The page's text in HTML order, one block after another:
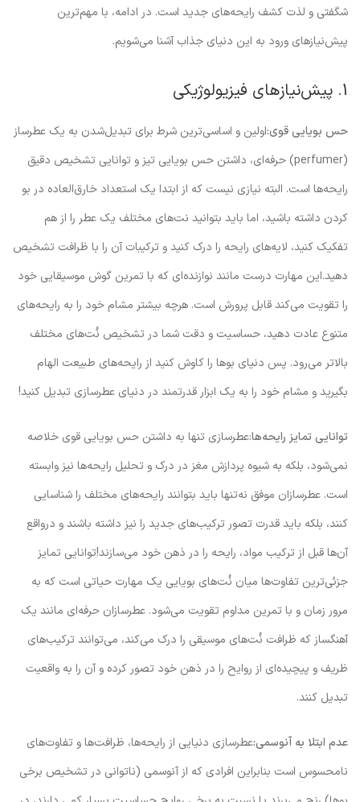
شگفتی و لذت کشف رایحه‌های جدید است. در ادامه، با مهم‌ترین
پیش‌نیازهای ورود به این دنیای جذاب آشنا می‌شویم.
1. پیش‌نیازهای فیزیولوژیکی
حس بویایی قوی:اولین و اساسی‌ترین شرط برای تبدیل‌شدن به یک عطرساز
(perfumer) حرفه‌ای، داشتن حس بویایی تیز و توانایی تشخیص دقیق
رایحه‌ها است. البته نیازی نیست که از ابتدا یک استعداد خارق‌العاده در بو
کردن داشته باشید، اما باید بتوانید نت‌های مختلف یک عطر را از هم
تفکیک کنید، لایه‌های رایحه را درک کنید و ترکیبات آن را با ظرافت تشخیص
دهید.این مهارت درست مانند نوازنده‌ای که با تمرین گوش موسیقایی خود
را تقویت می‌کند قابل پرورش است. هرچه بیشتر مشام خود را به رایحه‌های
متنوع عادت دهید، حساسیت و دقت شما در تشخیص نُت‌های مختلف
بالاتر می‌رود. پس دنیای بوها را کاوش کنید از رایحه‌های طبیعت الهام
بگیرید و مشام خود را به یک ابزار قدرتمند در دنیای عطرسازی تبدیل کنید!
توانایی تمایز رایحه‌ها:عطرسازی تنها به داشتن حس بویایی قوی خلاصه
نمی‌شود، بلکه به شیوه پردازش مغز در درک و تحلیل رایحه‌ها نیز وابسته
است. عطرسازان موفق نه‌تنها باید بتوانند رایحه‌های مختلف را شناسایی
کنند، بلکه باید قدرت تصور ترکیب‌های جدید را نیز داشته باشند و درواقع
آن‌ها قبل از ترکیب مواد، رایحه را در ذهن خود می‌سازند!توانایی تمایز
جزئی‌ترین تفاوت‌ها میان نُت‌های بویایی یک مهارت حیاتی است که به
مرور زمان و با تمرین مداوم تقویت می‌شود. عطرسازان حرفه‌ای مانند یک
آهنگساز که ظرافت نُت‌های موسیقی را درک می‌کند، می‌توانند ترکیب‌های
ظریف و پیچیده‌ای از روایح را در ذهن خود تصور کرده و آن را به واقعیت
تبدیل کنند.
عدم ابتلا به آنوسمی:عطرسازی دنیایی از رایحه‌ها، ظرافت‌ها و تفاوت‌های
نامحسوس است بنابراین افرادی که از آنوسمی (ناتوانی در تشخیص برخی